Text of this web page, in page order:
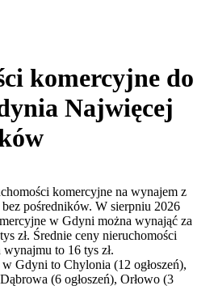
komercyjne do
Najwięcej
komercyjne na wynajem z
pośredników. W sierpniu 2026
w Gdyni można wynająć za
zł. Średnie ceny nieruchomości
to 16 tys zł.
Gdyni to Chylonia (12 ogłoszeń),
(6 ogłoszeń), Orłowo (3